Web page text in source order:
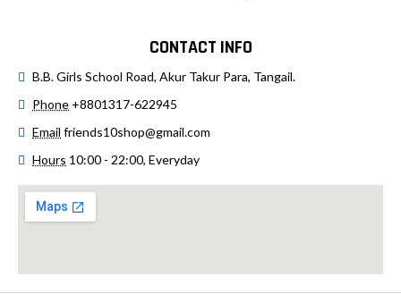
CONTACT INFO
B.B. Girls School Road, Akur Takur Para, Tangail.
Phone +8801317-622945
Email friends10shop@gmail.com
Hours 10:00 - 22:00, Everyday